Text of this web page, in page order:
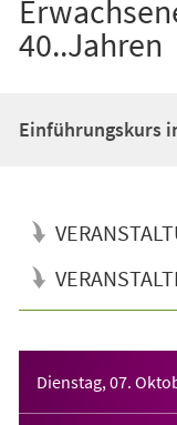
40..Jahren
Einführungskurs
Dienstag, 07.